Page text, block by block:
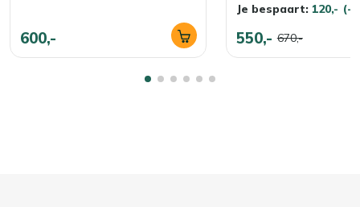
600,-
Je bespaart: 120,- (-
550,- 670,-